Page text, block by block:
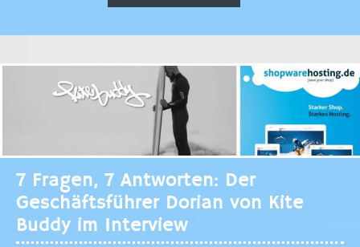
7 Fragen, 7 Antworten: Der
Geschäftsführer Dorian von Kite
Buddy im Interview